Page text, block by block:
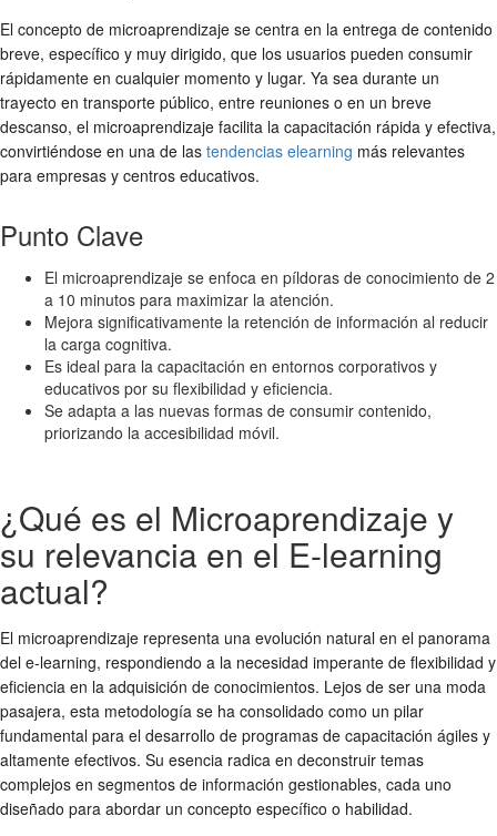
El concepto de microaprendizaje se centra en la entrega de contenido
breve, específico y muy dirigido, que los usuarios pueden consumir
rápidamente en cualquier momento y lugar. Ya sea durante un
trayecto en transporte público, entre reuniones o en un breve
descanso, el microaprendizaje facilita la capacitación rápida y efectiva,
convirtiéndose en una de las tendencias elearning más relevantes
para empresas y centros educativos.
Punto Clave
El microaprendizaje se enfoca en píldoras de conocimiento de 2
a 10 minutos para maximizar la atención.
Mejora significativamente la retención de información al reducir
la carga cognitiva.
Es ideal para la capacitación en entornos corporativos y
educativos por su flexibilidad y eficiencia.
Se adapta a las nuevas formas de consumir contenido,
priorizando la accesibilidad móvil.
¿Qué es el Microaprendizaje y
su relevancia en el E-learning
actual?
El microaprendizaje representa una evolución natural en el panorama
del e-learning, respondiendo a la necesidad imperante de flexibilidad y
eficiencia en la adquisición de conocimientos. Lejos de ser una moda
pasajera, esta metodología se ha consolidado como un pilar
fundamental para el desarrollo de programas de capacitación ágiles y
altamente efectivos. Su esencia radica en deconstruir temas
complejos en segmentos de información gestionables, cada uno
diseñado para abordar un concepto específico o habilidad.